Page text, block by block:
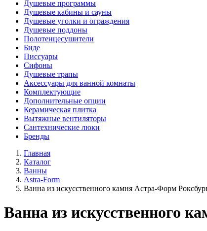
Душевые программы
Душевые кабины и сауны
Душевые уголки и ограждения
Душевые поддоны
Полотенцесушители
Биде
Писсуары
Сифоны
Душевые трапы
Аксессуары для ванной комнаты
Комплектующие
Дополнительные опции
Керамическая плитка
Вытяжные вентиляторы
Сантехнические люки
Бренды
Главная
Каталог
Ванны
Astra-Form
Ванна из искусственного камня Астра-Форм
Ванна из искусственного